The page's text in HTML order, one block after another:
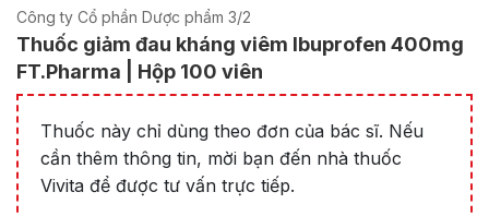
Công ty Cổ phần Dược phẩm 3/2
Thuốc giảm đau kháng viêm Ibuprofen 400mg
FT.Pharma | Hộp 100 viên
Thuốc này chỉ dùng theo đơn của bác sĩ. Nếu
cần thêm thông tin, mời bạn đến nhà thuốc
Vivita để được tư vấn trực tiếp.